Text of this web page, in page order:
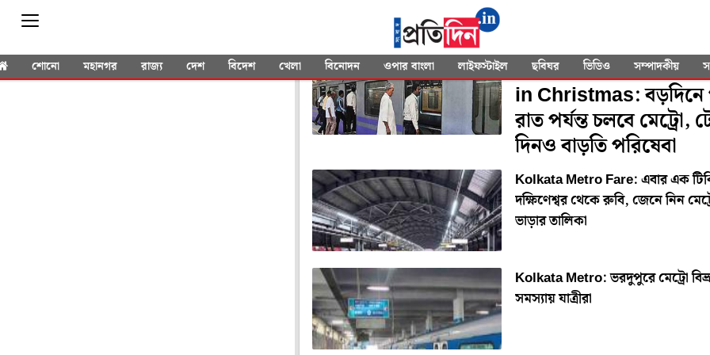
শোনো মহানগর রাজ্য দেশ বিদেশ খেলা বিনোদন ওপার বাংলা লাইফস্টাইল ছবিঘর ভিডিও সম্পাদকীয়
YOU SEARCHED FOR"Kolkata High Court"
Kolkata Metro
in Christmas: বড়দিনে
রাত পর্যন্ত চলবে মেট্রো,
দিনও বাড়তি পরিষেবা
Kolkata Metro Fare: এবার এক
দক্ষিণেশ্বর থেকে রুবি, জেনে নিন
ভাড়ার তালিকা
Kolkata Metro: ভরদুপুরে মেট্রো
সমস্যায় যাত্রীরা